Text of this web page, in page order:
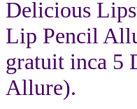
Delicious
Lip Pencil
gratuit inca 5
Allure).